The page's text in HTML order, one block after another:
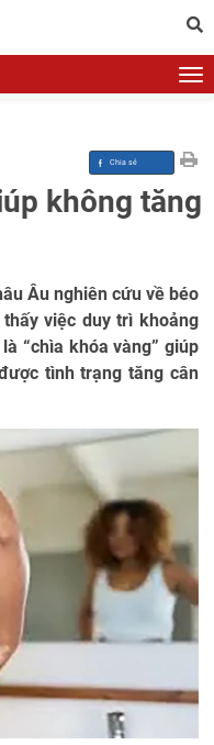
không tăng
Âu nghiên cứu về béo
việc duy trì khoảng
“chìa khóa vàng” giúp
tình trạng tăng cân